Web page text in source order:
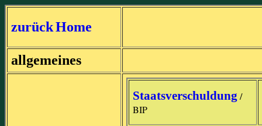
zurückHome
allgemeines
Staatsverschuldung /
BIP